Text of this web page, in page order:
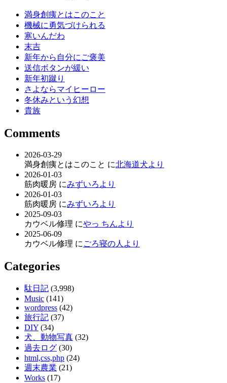
満身創痍とはこのこと
機械に勇気づけられる
寒いんだわ
末吉
新年から自分にご褒美
送信ボタンが緩い
新年初蹴り
さよならマイヒーロー
冬休みという幻想
貴族
Comments
2026-03-29
満身創痍とはこのこと に北海道犬より
2026-01-03
筋肉暖房 にみずいろより
2026-01-03
筋肉暖房 にみずいろより
2025-09-03
カウベル修理 にやっ ちんより
2025-06-09
カウベル修理 に ごろ寝の人より
Categories
駄日記 (3,998)
Music (141)
wordpress (42)
旅行記 (37)
DIY (34)
犬、動物写真 (32)
過去ログ (30)
html,css,php (24)
週末農業 (21)
Works (17)